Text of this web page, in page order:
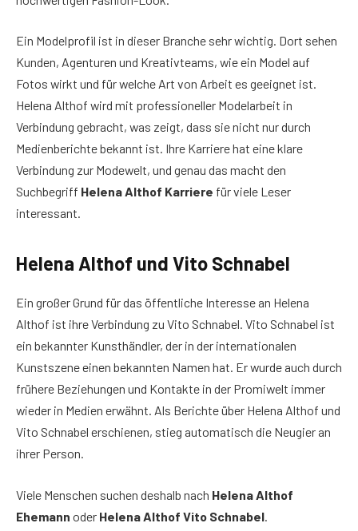
Ein Modelprofil ist in dieser Branche sehr wichtig. Dort sehen
Kunden, Agenturen und Kreativteams, wie ein Model auf
Fotos wirkt und für welche Art von Arbeit es geeignet ist.
Helena Althof wird mit professioneller Modelarbeit in
Verbindung gebracht, was zeigt, dass sie nicht nur durch
Medienberichte bekannt ist. Ihre Karriere hat eine klare
Verbindung zur Modewelt, und genau das macht den
Suchbegriff Helena Althof Karriere für viele Leser
interessant.
Helena Althof und Vito Schnabel
Ein großer Grund für das öffentliche Interesse an Helena
Althof ist ihre Verbindung zu Vito Schnabel. Vito Schnabel ist
ein bekannter Kunsthändler, der in der internationalen
Kunstszene einen bekannten Namen hat. Er wurde auch durch
frühere Beziehungen und Kontakte in der Promiwelt immer
wieder in Medien erwähnt. Als Berichte über Helena Althof und
Vito Schnabel erschienen, stieg automatisch die Neugier an
ihrer Person.
Viele Menschen suchen deshalb nach Helena Althof
Ehemann oder Helena Althof Vito Schnabel.